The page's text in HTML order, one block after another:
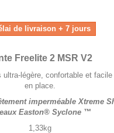
de livraison + 7 jours
Freelite 2 MSR V2
ultra-légère, confortable et
en place.
imperméable Xtreme
Easton® Syclone ™
1,33kg